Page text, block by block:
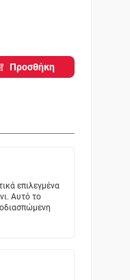
Προσθήκη
επιλεγμένα
Αυτό το